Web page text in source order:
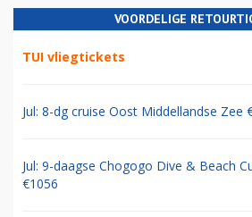
VOORDELIGE
TUI vliegtickets
Jul: 8-dg cruise Oost Middellandse Zee
Jul: 9-daagse Chogogo Dive & Beach
€1056